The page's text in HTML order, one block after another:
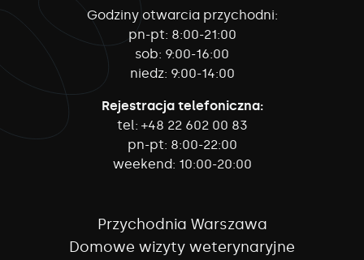
Godziny otwarcia przychodni:
pn-pt: 8:00-21:00
sob: 9:00-16:00
niedz: 9:00-14:00
Rejestracja telefoniczna:
tel: +48 22 602 00 83
pn-pt: 8:00-22:00
weekend: 10:00-20:00
Przychodnia Warszawa
Domowe wizyty weterynaryjne